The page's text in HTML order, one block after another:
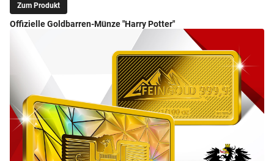
Zum Produkt
Offizielle Goldbarren-Münze "Harry Potter"